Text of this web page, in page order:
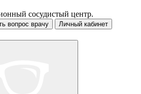
сосудистый центр.
вопрос врачу
Личный кабинет